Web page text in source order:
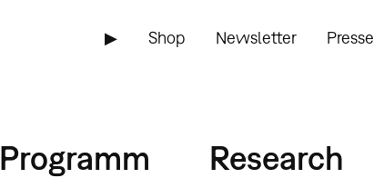
▶ Shop Newsletter Presse
Programm Research